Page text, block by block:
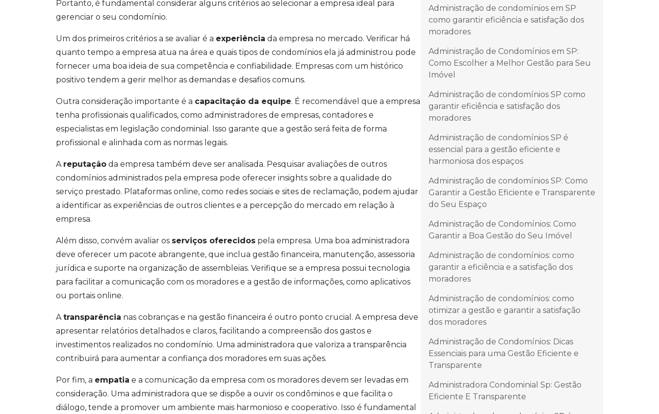
Portanto, é fundamental considerar alguns critérios ao selecionar a empresa ideal para
gerenciar o seu condomínio.
Um dos primeiros critérios a se avaliar é a experiência da empresa no mercado. Verificar há
quanto tempo a empresa atua na área e quais tipos de condomínios ela já administrou pode
fornecer uma boa ideia de sua competência e confiabilidade. Empresas com um histórico
positivo tendem a gerir melhor as demandas e desafios comuns.
Outra consideração importante é a capacitação da equipe. É recomendável que a empresa
tenha profissionais qualificados, como administradores de empresas, contadores e
especialistas em legislação condominial. Isso garante que a gestão será feita de forma
profissional e alinhada com as normas legais.
A reputação da empresa também deve ser analisada. Pesquisar avaliações de outros
condomínios administrados pela empresa pode oferecer insights sobre a qualidade do
serviço prestado. Plataformas online, como redes sociais e sites de reclamação, podem ajudar
a identificar as experiências de outros clientes e a percepção do mercado em relação à
empresa.
Além disso, convém avaliar os serviços oferecidos pela empresa. Uma boa administradora
deve oferecer um pacote abrangente, que inclua gestão financeira, manutenção, assessoria
jurídica e suporte na organização de assembleias. Verifique se a empresa possui tecnologia
para facilitar a comunicação com os moradores e a gestão de informações, como aplicativos
ou portais online.
Atransparência nas cobranças e na gestão financeira é outro ponto crucial. A empresa deve
apresentar relatórios detalhados e claros, facilitando a compreensão dos gastos e
investimentos realizados no condomínio. Uma administradora que valoriza a transparência
contribuirá para aumentar a confiança dos moradores em suas ações.
Por fim, a empatia e a comunicação da empresa com os moradores devem ser levadas em
consideração. Uma administradora que se dispõe a ouvir os condôminos e que facilita o
diálogo, tende a promover um ambiente mais harmonioso e cooperativo. Isso é fundamental
Administração de condomínios em SP
como garantir eficiência e satisfação dos
moradores
Administração de Condomínios em SP:
Como Escolher a Melhor Gestão para Seu
Imóvel
Administração de condomínios SP como
garantir eficiência e satisfação dos
moradores
Administração de condomínios SP é
essencial para a gestão eficiente e
harmoniosa dos espaços
Administração de condomínios SP: Como
Garantir a Gestão Eficiente e Transparente
do Seu Espaço
Administração de Condomínios: Como
Garantir a Boa Gestão do Seu Imóvel
Administração de condomínios: como
garantir a eficiência e a satisfação dos
moradores
Administração de condomínios: como
otimizar a gestão e garantir a satisfação
dos moradores
Administração de Condomínios: Dicas
Essenciais para uma Gestão Eficiente e
Transparente
Administradora Condominial Sp: Gestão
Eficiente E Transparente